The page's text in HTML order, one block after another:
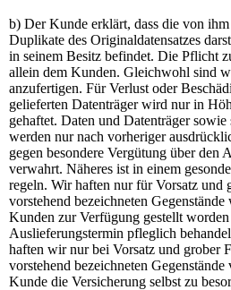
b) Der Kunde erklärt, dass die von
Duplikate des Originaldatensatzes
in seinem Besitz befindet. Die Pflicht
allein dem Kunden. Gleichwohl sind
anzufertigen. Für Verlust oder
gelieferten Datenträger wird nur in
gehaftet. Daten und Datenträger
werden nur nach vorheriger
gegen besondere Vergütung über den
verwahrt. Näheres ist in einem
regeln. Wir haften nur für Vorsatz und
vorstehend bezeichneten
Kunden zur Verfügung gestellt
Auslieferungstermin pfleglich
haften wir nur bei Vorsatz und grober
vorstehend bezeichneten
Kunde die Versicherung selbst zu